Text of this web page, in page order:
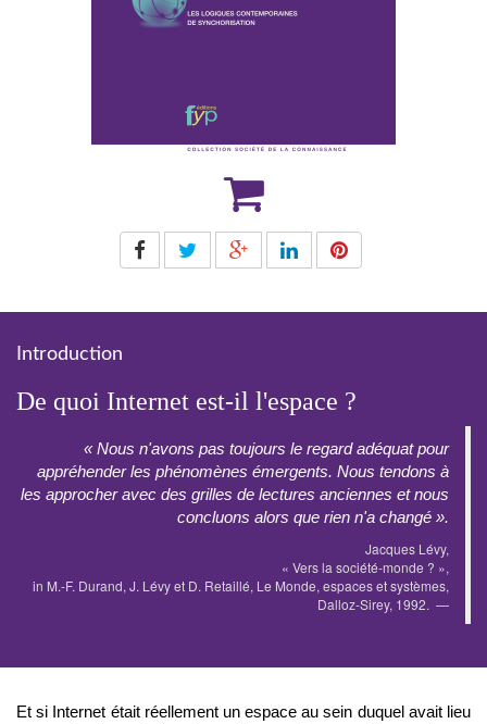
Introduction
De quoi Internet est-il l'espace ?
« Nous n'avons pas toujours le regard adéquat pour
appréhender les phénomènes émergents. Nous tendons à
les approcher avec des grilles de lectures anciennes et nous
concluons alors que rien n'a changé ».
Jacques Lévy,
« Vers la société-monde ? »,
in M.-F. Durand, J. Lévy et D. Retaillé, Le Monde, espaces et systèmes,
Dalloz-Sirey, 1992.
Et si Internet était réellement un espace au sein duquel avait lieu